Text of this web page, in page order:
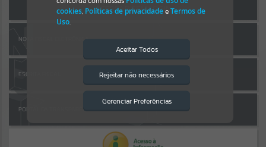
SERVIÇOS
PÁGINAS
ACESSAR SEM LOGIN
NOTA FISCAL ELETRÔNICA
ESCRITA FISCAL
PORTAL DA TRANSPARÊNCIA
cookies, Políticas de privacidadeeTermos de
Uso.
Aceitar Todos
Rejeitar não necessários
Gerenciar Preferências
Isto significa que diversos recursos
providenciados poderão não estar